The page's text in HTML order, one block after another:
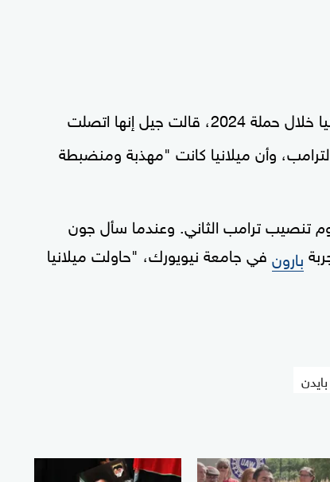
دونالد ترامب في بتلر بولاية بنسلفانيا خلال حملة 2024، قالت جيل إنها اتصلت
لترامب، وأن ميلانيا كانت "مهذبة ومنضبطة
تنصيب ترامب الثاني. وعندما سأل جون
بارون في جامعة نيويورك، "حاولت ميلانيا